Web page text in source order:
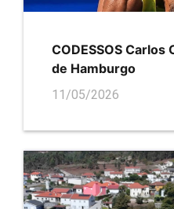
CODESSOS Carlos
de Hamburgo
11/05/2026